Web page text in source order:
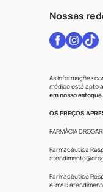
Nossas
As informações
médico está apto
em nosso estoque.
OS PREÇOS
FARMÁCIA
Farmacêutica
Farmacêutico
e-mail: